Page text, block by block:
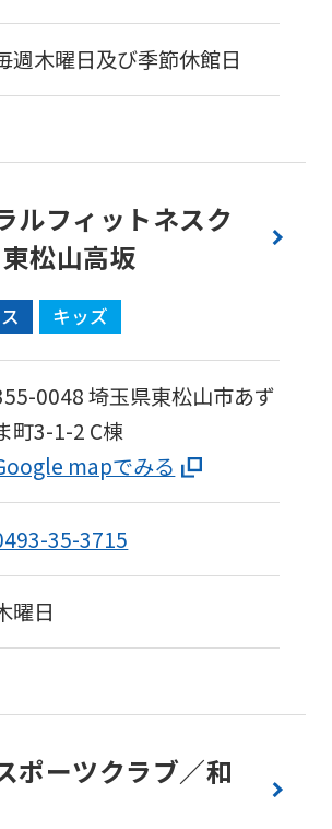
週木曜日及び季節休館日
ルフィットネスク
松山高坂
キッズ
0048埼玉県東松山市あず
町3-1-2 C棟
mapでみる
35-3715
曜日
ポーツクラブ／和